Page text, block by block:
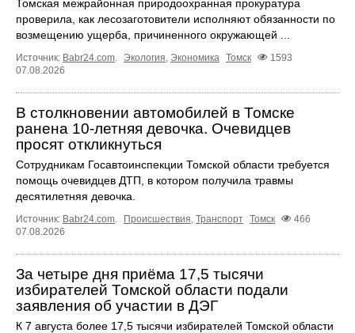
Томская межрайонная природоохранная прокуратура
проверила, как лесозаготовители исполняют обязанности по
возмещению ущерба, причиненного окружающей ...
Источник: Babr24.com Экология Экономика Томск
1593
07.08.2026
В столкновении автомобилей в Томске
ранена 10-летняя девочка. Очевидцев
просят откликнуться
Сотрудникам Госавтоинспекции Томской области требуется
помощь очевидцев ДТП, в котором получила травмы
десятилетняя девочка.
Источник: Babr24.com. Происшествия, Транспорт Томск
466
07.08.2026
За четыре дня приёма 17,5 тысячи
избирателей Томской области подали
заявления об участии в ДЭГ
К 7 августа более 17,5 тысячи избирателей Томской области